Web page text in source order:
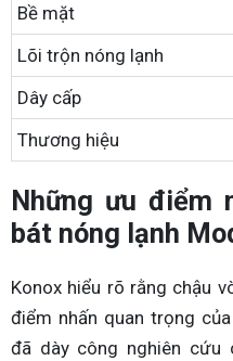
Bề mặt
Lõi trộn nóng lạnh
Dây cấp
Thương hiệu
Những ưu điểm
bát nóng lạnh
Konox hiểu rõ rằng chậu
điểm nhấn quan trọng
đã dày công nghiên cứu